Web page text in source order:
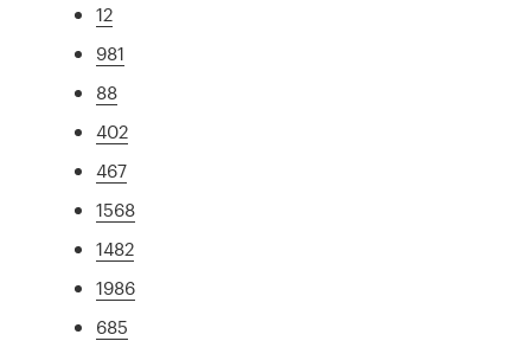
12
981
88
402
467
1568
1482
1986
685